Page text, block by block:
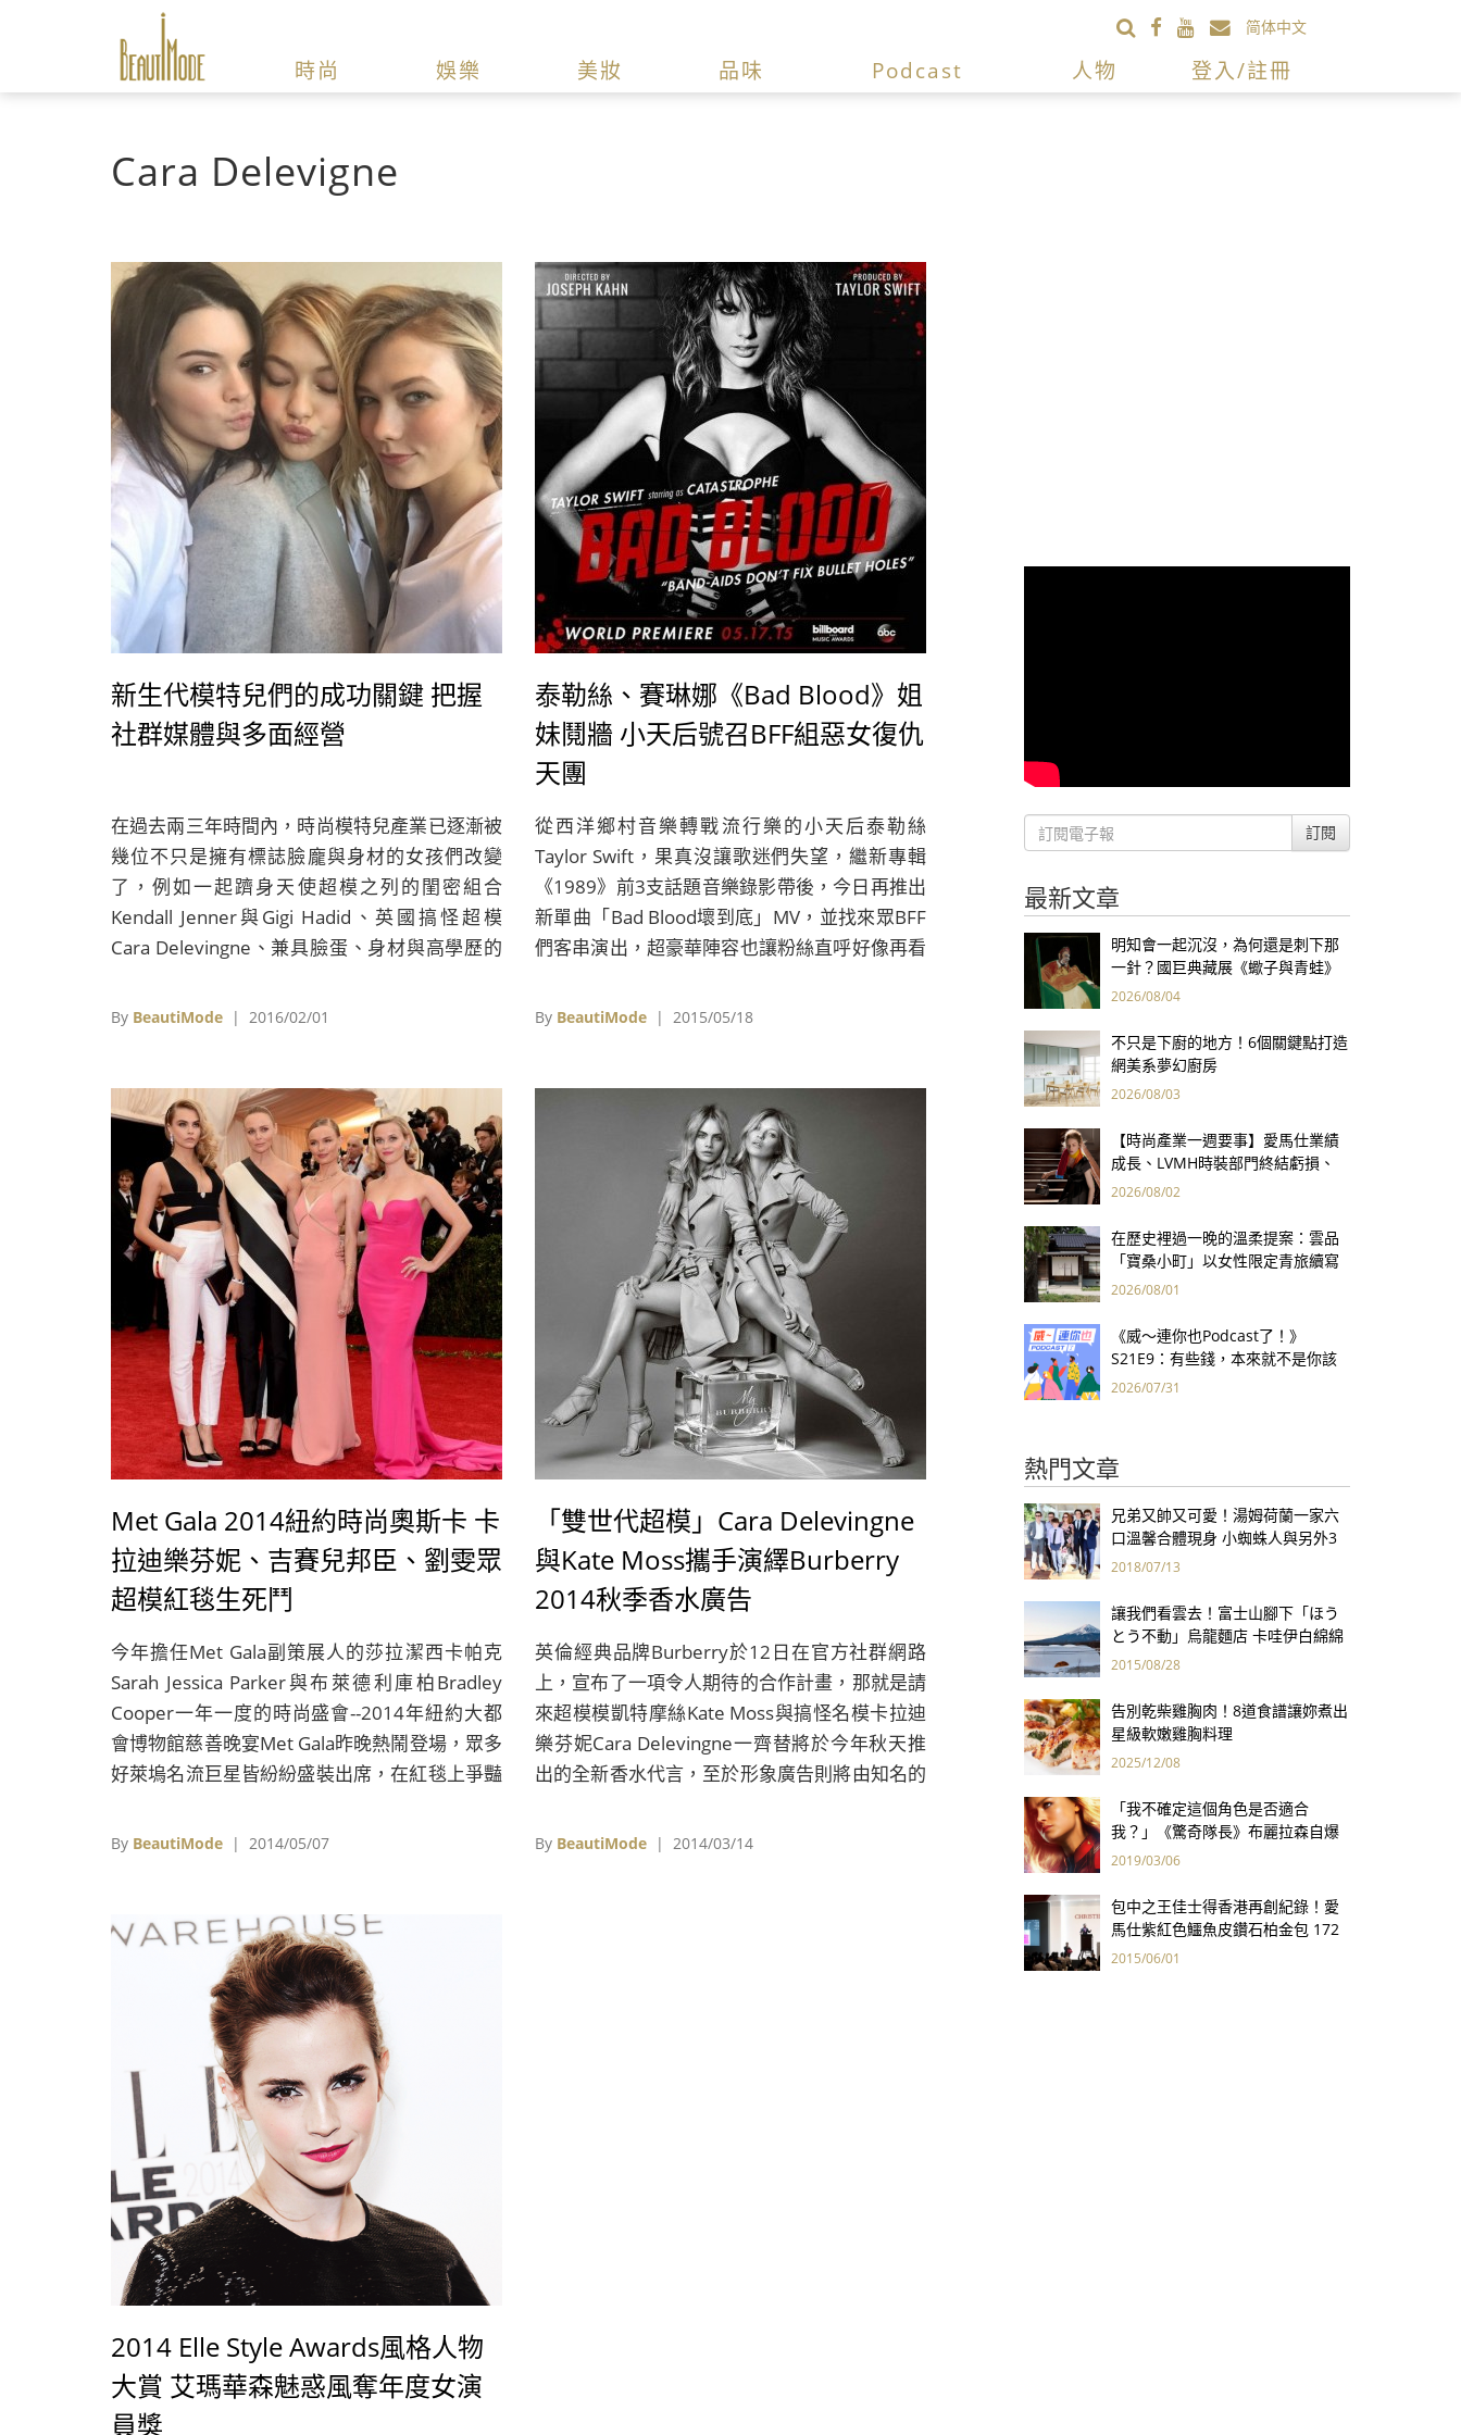
简体中文
時尚 娛樂 美妝 品味 Podcast 人物 登入/註冊
Cara Delevigne
新生代模特兒們的成功關鍵 把握
社群媒體與多面經營
在過去兩三年時間內，時尚模特兒產業已逐漸被
幾位不只是擁有標誌臉龐與身材的女孩們改變
了，例如一起躋身天使超模之列的閨密組合
Kendall Jenner與Gigi Hadid、英國搞怪超模
Cara Delevingne、兼具臉蛋、身材與高學歷的
新生代黑人名模之首的Joan Smalls等等。
By BeautiMode | 2016/02/01
泰勒絲、賽琳娜《Bad Blood》姐
妹鬩牆 小天后號召BFF組惡女復仇
天團
從西洋鄉村音樂轉戰流行樂的小天后泰勒絲
Taylor Swift，果真沒讓歌迷們失望，繼新專輯
《1989》前3支話題音樂錄影帶後，今日再推出
新單曲「Bad Blood壞到底」MV，並找來眾BFF
們客串演出，超豪華陣容也讓粉絲直呼好像再看
By BeautiMode | 2015/05/18
Met Gala 2014紐約時尚奧斯卡 卡
拉迪樂芬妮、吉賽兒邦臣、劉雯眾
超模紅毯生死鬥
今年擔任Met Gala副策展人的莎拉潔西卡帕克
Sarah Jessica Parker與布萊德利庫柏Bradley
Cooper一年一度的時尚盛會--2014年紐約大都
會博物館慈善晚宴Met Gala昨晚熱鬧登場，眾多
好萊塢名流巨星皆紛紛盛裝出席，在紅毯上爭豔
《VOGUE》總編安娜溫圖由Anna Wintour負責
國A咖設計師Michael Kors、Tommy Hilfiger、
時尚金童Tom Ford、「小馬哥」Marc Jacobs；
搞怪超模卡拉迪樂芬妮Cara Delevigne、布萊德
利庫柏嫩模女友Suki Waterhouse、近來轉戰戲
劇圈的凱特阿普頓Kate Upton、黑珍珠娜歐蜜坎
貝兒Naomi Campbell、傳奇超模吉賽兒邦臣
Gisele Bundchen、頂著標誌大紅法的&
By BeautiMode | 2014/05/07
「雙世代超模」Cara Delevingne
與Kate Moss攜手演繹Burberry
2014秋季香水廣告
英倫經典品牌Burberry於12日在官方社群網路
上，宣布了一項令人期待的合作計畫，那就是請
來超模模凱特摩絲Kate Moss與搞怪名模卡拉迪
樂芬妮Cara Delevingne一齊替將於今年秋天推
出的全新香水代言，至於形象廣告則將由知名的
代的超模，其實都和Burberry相當有淵源，凱特
By BeautiMode | 2014/03/14
2014 Elle Style Awards風格人物
大賞 艾瑪華森魅惑風奪年度女演
員獎
訂閱
最新文章
明知會一起沉沒，為何還是刺下那
一針？國巨典藏展《蠍子與青蛙》
用66件名作拷問人性
2026/08/04
不只是下廚的地方！6個關鍵點打造
網美系夢幻廚房
2026/08/03
【時尚產業一週要事】愛馬仕業績
成長、LVMH時裝部門終結虧損、
Kering轉型策略初現成效、Prada
2026/08/02
在歷史裡過一晚的溫柔提案：雲品
「寶桑小町」以女性限定青旅續寫
台東老屋記憶
2026/08/01
《威～連你也Podcast了！》
S21E9：有些錢，本來就不是你該
賺的——讀《一個投機者的告白》
2026/07/31
熱門文章
兄弟又帥又可愛！湯姆荷蘭一家六
口溫馨合體現身 小蜘蛛人與另外3
個弟弟感情超好！
2018/07/13
讓我們看雲去！富士山腳下「ほう
とう不動」烏龍麵店 卡哇伊白綿綿
造型療癒你的心
2015/08/28
告別乾柴雞胸肉！8道食譜讓妳煮出
星級軟嫩雞胸料理
2025/12/08
「我不確定這個角色是否適合
我？」《驚奇隊長》布麗拉森自爆
原本不想當超級英雄
2019/03/06
包中之王佳士得香港再創紀錄！愛
馬仕紫紅色鱷魚皮鑽石柏金包 172
萬港幣創全球手袋拍賣最高價
2015/06/01